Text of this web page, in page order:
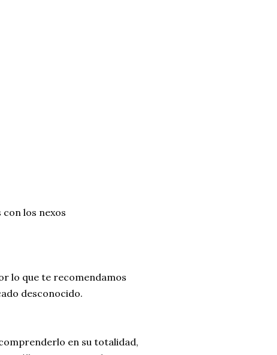
los nexos
lo que te recomendamos
desconocido.
en su totalidad,